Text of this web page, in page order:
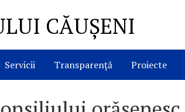
CĂUȘENI
Servicii Transparență Proiecte